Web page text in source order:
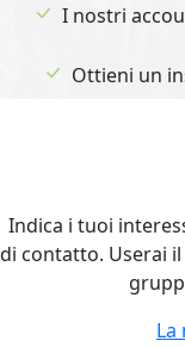
I nostri
Ottieni un
Indica i tuoi
di contatto. Userai
La